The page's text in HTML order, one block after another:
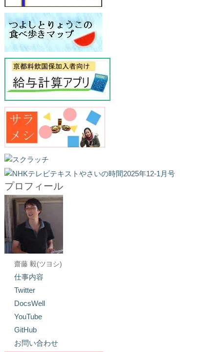
プロフィール
齋藤 毅(ツヨシ)
仕事内容
Twitter
DocsWell
YouTube
GitHub
お問い合わせ